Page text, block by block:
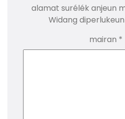
alamat surélék anjeun
Widang
mairan *